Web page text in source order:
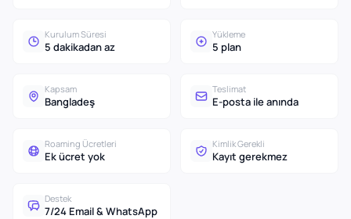
Kurulum Süresi
5 dakikadan az
Yükleme
5 plan
Kapsam
Bangladeş
Teslimat
E-posta ile anında
Roaming Ücretleri
Ek ücret yok
Kimlik Gerekli
Kayıt gerekmez
Destek
7/24 Email & WhatsApp